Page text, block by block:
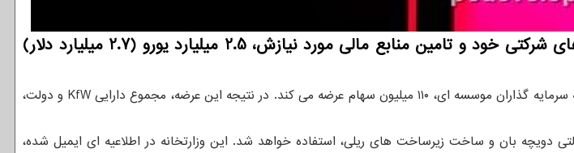
توسعه دهندگان: آلمان در تازه ترین اقدام برای واگذاری تعدادی از دارایی های شرکتی خود و تامین منابع مالی مورد نیازش، 2.5 میلیارد یورو (2.7 میلیارد دلار)
دهندگان به نقل از ایسنا، بانک دولتی KfW آلمان اواخر روز دوشنبه اعلام نمود به سرمایه گذاران موسسه ای، ۱۱۰ میلیون سهام عرضه می کند. در نتیجه این عرضه، مجموع دارایی KfW و دولت،
دویچه بان و ساخت زیرساخت های ریلی، استفاده خواهد شد. این وزارتخانه در اطلاعیه ای ایمیل شده،